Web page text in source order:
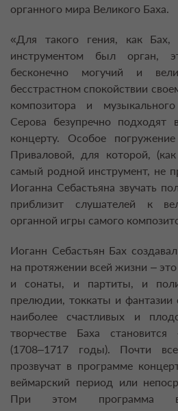
органного мира Великого Баха.
«Для такого гения, как
инструментом был орган,
бесконечно могучий и
бесстрастном спокойствии
композитора и
Серова безупречно подходят
концерту. Особое
Приваловой, для которой,
самый родной инструмент, не
Иоганна Себастьяна звучать
приблизит слушателей к
органной игры самого
Иоганн Себастьян Бах
на протяжении всей жизни –
и сонаты, и партиты, и
прелюдии, токкаты и
наиболее счастливых и
творчестве Баха становится
(1708–1717 годы). Почти
прозвучат в программе
веймарский период или
При этом программа